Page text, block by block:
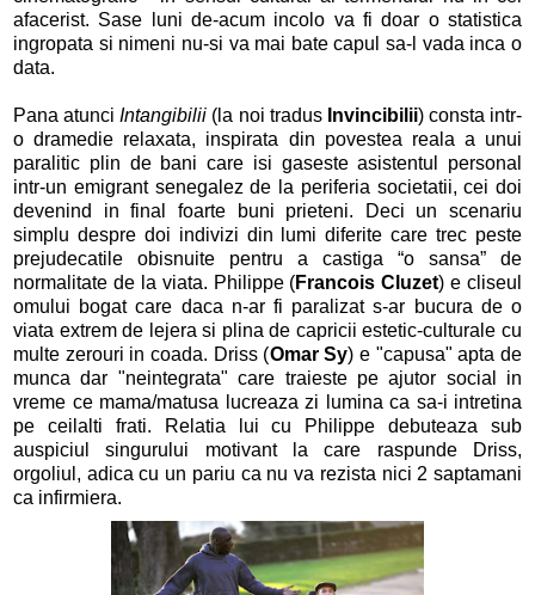
afacerist. Sase luni de-acum incolo va fi doar o statistica
ingropata si nimeni nu-si va mai bate capul sa-l vada inca o
data.
Pana atunciIntangibilii (la noi tradus Invincibilii) consta intr-
o dramedie relaxata, inspirata din povestea reala a unui
paralitic plin de bani care isi gaseste asistentul personal
intr-un emigrant senegalez de la periferia societatii, cei doi
devenind in final foarte buni prieteni. Deci un scenariu
simplu despre doi indivizi din lumi diferite care trec peste
prejudecatile obisnuite pentru a castiga “o sansa” de
normalitate de la viata. Philippe (Francois Cluzet) e cliseul
omului bogat care daca n-ar fi paralizat s-ar bucura de o
viata extrem de lejera si plina de capricii estetic-culturale cu
multe zerouri in coada. Driss (Omar Sy) e "capusa" apta de
munca dar "neintegrata" care traieste pe ajutor social in
vreme ce mama/matusa lucreaza zi lumina ca sa-i intretina
pe ceilalti frati. Relatia lui cu Philippe debuteaza sub
auspiciul singurului motivant la care raspunde Driss,
orgoliul, adica cu un pariu ca nu va rezista nici 2 saptamani
ca infirmiera.